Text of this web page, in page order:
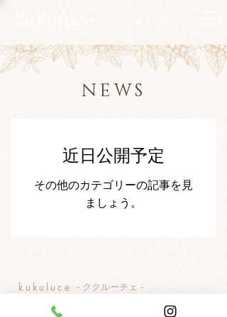
NEWS
近日公開予定
その他のカテゴリーの記事を見
ましょう。
kukuluce ​- ククルーチェ -